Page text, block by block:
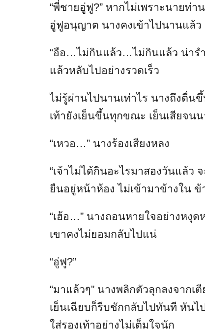
“พี่ชายอู่ฟู?” หากไม่เพราะนายท่า
อู่ฟูอนุญาต นางคงเข้าไปนานแล้ว
“อือ…ไม่กินแล้ว…ไม่กินแล้ว น่าร
แล้วหลับไปอย่างรวดเร็ว
ไม่รู้ผ่านไปนานเท่าไร นางถึงตื่น
เท้ายังเย็นขึ้นทุกขณะ เย็นเสียจน
“เหวอ…” นางร้องเสียงหลง
“เจ้าไม่ได้กินอะไรมาสองวันแล้ว
ยืนอยู่หน้าห้อง ไม่เข้ามาข้างใน ข้
“เฮ้อ…” นางถอนหายใจอย่างหงุ
เขาคงไม่ยอมกลับไปแน่
“อู่ฟู?”
“มาแล้วๆ” นางพลิกตัวลุกลงจาก
เย็นเฉียบก็รีบชักกลับไปทันที หันไ
ใส่รองเท้าอย่างไม่เต็มใจนัก